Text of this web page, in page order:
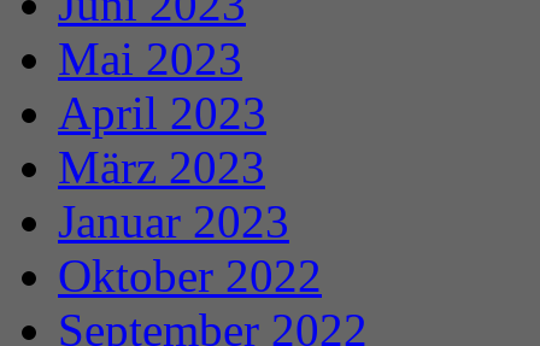
Mai 2023
April 2023
März 2023
Januar 2023
Oktober 2022
September 2022